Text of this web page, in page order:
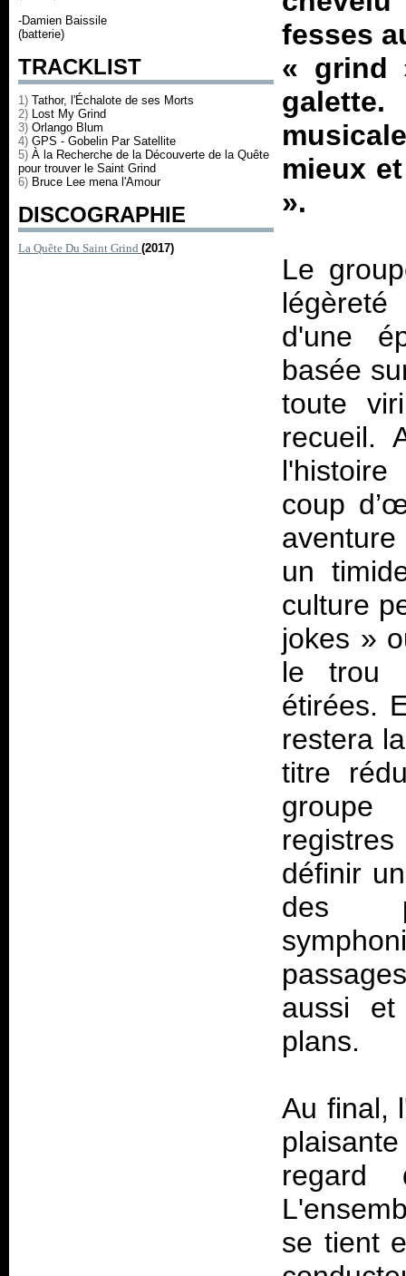
-Damien Baissile
(batterie)
TRACKLIST
1) Tathor, l'Échalote de ses Morts
2) Lost My Grind
3) Orlango Blum
4) GPS - Gobelin Par Satellite
5) À la Recherche de la Découverte de la Quête
pour trouver le Saint Grind
6) Bruce Lee mena l'Amour
DISCOGRAPHIE
La Quête Du Saint Grind (2017)
fesses
« grind
mieux
».
Le
d'une
basée
toute
recueil.
coup
un
culture
jokes »
le trou
étirées.
restera
titre
groupe
définir
des
aussi et
plans.
Au final,
regard
se tient